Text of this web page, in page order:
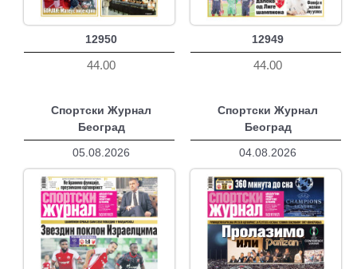
12950
44.00
12949
44.00
Спортски Журнал
Београд
05.08.2026
Спортски Журнал
Београд
04.08.2026